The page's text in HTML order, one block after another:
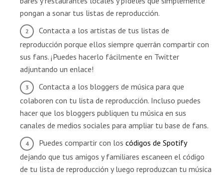
pongan a sonar tus listas de reproducción.
Contacta a los artistas de tus listas de
reproducción porque ellos siempre querrán compartir con
sus fans. ¡Puedes hacerlo fácilmente en Twitter
adjuntando un enlace!
Contacta a los bloggers de música para que
colaboren con tu lista de reproducción. Incluso puedes
hacer que los bloggers publiquen tu música en sus
canales de medios sociales para ampliar tu base de fans.
Puedes compartir con los códigos de Spotify
dejando que tus amigos y familiares escaneen el código
de tu lista de reproducción y luego reproduzcan tu música